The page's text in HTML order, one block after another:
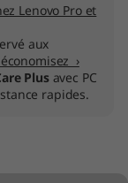
Lenovo Pro et
aux
›
Plusavec PC
rapides.